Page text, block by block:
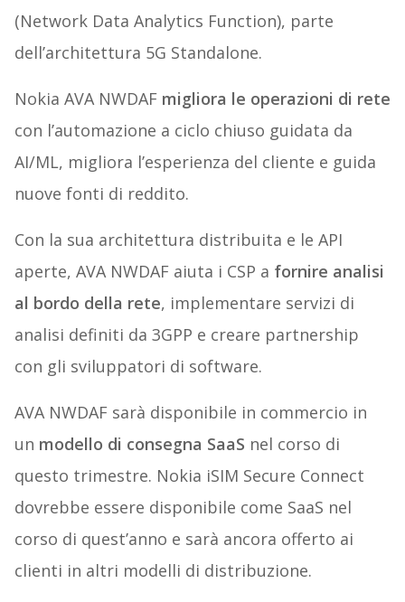
(Network Data Analytics Function), parte
dell’architettura 5G Standalone.
Nokia AVA NWDAFmigliora le operazioni di rete
con l’automazione a ciclo chiuso guidata da
AI/ML, migliora l’esperienza del cliente e guida
nuove fonti di reddito.
Con la sua architettura distribuita e le API
aperte, AVA NWDAF aiuta i CSP a fornire analisi
al bordo della rete, implementare servizi di
analisi definiti da 3GPP e creare partnership
con gli sviluppatori di software.
AVA NWDAF sarà disponibile in commercio in
un modello di consegna SaaS nel corso di
questo trimestre. Nokia iSIM Secure Connect
dovrebbe essere disponibile come SaaS nel
corso di quest’anno e sarà ancora offerto ai
clienti in altri modelli di distribuzione.